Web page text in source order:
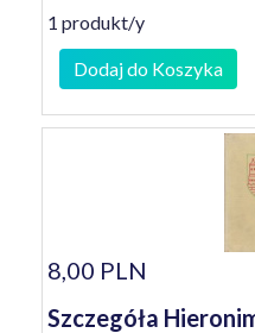
1 produkt/y
Dodaj do Koszyka
8,00 PLN
Szczegóła